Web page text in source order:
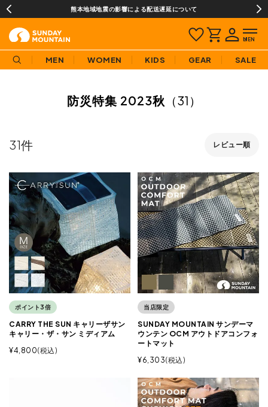
熊本地域地震の影響による配送遅延について
MEN WOMEN KIDS GEAR SALE
防災特集 2023秋 （31）
レビュー順
31
ポイント3倍
CARRY THE SUN キャリーザサン
キャリー・ザ・サン ミディアム
¥4,800 税込
当店限定
SUNDAY MOUNTAIN サンデーマ
ウンテン OCM アウトドアコンフォ
ートマット
¥6,303 税込